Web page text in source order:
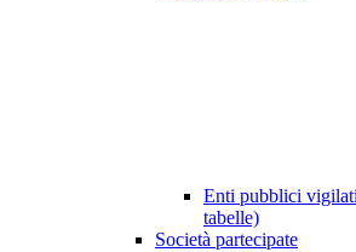
Enti pubblici
tabelle)
Società partecipate